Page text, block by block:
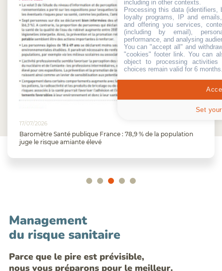
17/07/2026
Baromètre Santé publique France : 78,9 % de la population
juge le risque amiante élevé
Management
du risque sanitaire
Parce que le pire est prévisible,
nous vous préparons pour le meilleur.
including in other contexts.
Processing this data (identifiers,
loyalty programs, IP and
and offering you services,
(including by email),
performance, and analysing
You can "accept all" and
"cookies" footer link . You can
object to processing
choices remain valid for 6
Set